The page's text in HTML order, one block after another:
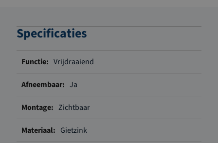
Specificaties
informatie
Vrijdraaiend
Ja
Zichtbaar
Gietzink